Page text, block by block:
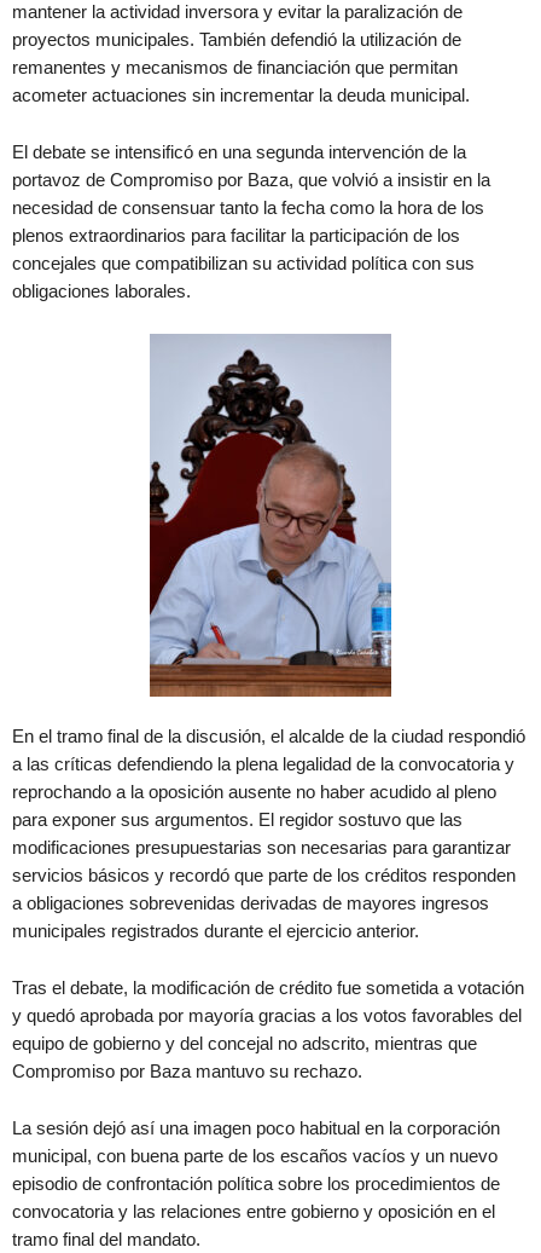
mantener la actividad inversora y evitar la paralización de
proyectos municipales. También defendió la utilización de
remanentes y mecanismos de financiación que permitan
acometer actuaciones sin incrementar la deuda municipal.
El debate se intensificó en una segunda intervención de la
portavoz de Compromiso por Baza, que volvió a insistir en la
necesidad de consensuar tanto la fecha como la hora de los
plenos extraordinarios para facilitar la participación de los
concejales que compatibilizan su actividad política con sus
obligaciones laborales.
En el tramo final de la discusión, el alcalde de la ciudad respondió
a las críticas defendiendo la plena legalidad de la convocatoria y
reprochando a la oposición ausente no haber acudido al pleno
para exponer sus argumentos. El regidor sostuvo que las
modificaciones presupuestarias son necesarias para garantizar
servicios básicos y recordó que parte de los créditos responden
a obligaciones sobrevenidas derivadas de mayores ingresos
municipales registrados durante el ejercicio anterior.
Tras el debate, la modificación de crédito fue sometida a votación
y quedó aprobada por mayoría gracias a los votos favorables del
equipo de gobierno y del concejal no adscrito, mientras que
Compromiso por Baza mantuvo su rechazo.
La sesión dejó así una imagen poco habitual en la corporación
municipal, con buena parte de los escaños vacíos y un nuevo
episodio de confrontación política sobre los procedimientos de
convocatoria y las relaciones entre gobierno y oposición en el
tramo final del mandato.